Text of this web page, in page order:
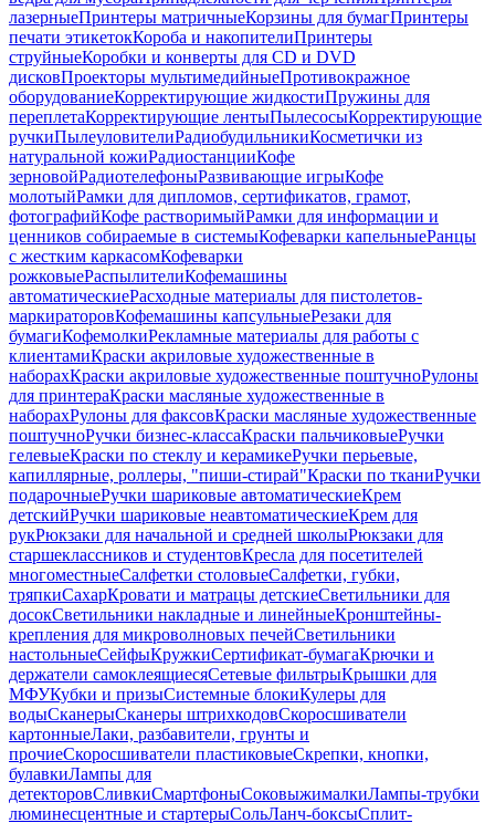
лазерныеПринтеры матричныеКорзины для бумагПринтеры
печати этикетокКороба и накопителиПринтеры
струйныеКоробки и конверты для CD и DVD
дисковПроекторы мультимедийныеПротивокражное
оборудованиеКорректирующие жидкостиПружины для
переплетаКорректирующие лентыПылесосыКорректирующие
ручкиПылеуловителиРадиобудильникиКосметички из
натуральной кожиРадиостанцииКофе
зерновойРадиотелефоныРазвивающие игрыКофе
молотыйРамки для дипломов, сертификатов, грамот,
фотографийКофе растворимыйРамки для информации и
ценников собираемые в системыКофеварки капельныеРанцы
с жестким каркасомКофеварки
рожковыеРаспылителиКофемашины
автоматическиеРасходные материалы для пистолетов-
маркираторовКофемашины капсульныеРезаки для
бумагиКофемолкиРекламные материалы для работы с
клиентамиКраски акриловые художественные в
наборахКраски акриловые художественные поштучноРулоны
для принтераКраски масляные художественные в
наборахРулоны для факсовКраски масляные художественные
поштучноРучки бизнес-классаКраски пальчиковыеРучки
гелевыеКраски по стеклу и керамикеРучки перьевые,
капиллярные, роллеры, "пиши-стирай"Краски по тканиРучки
подарочныеРучки шариковые автоматическиеКрем
детскийРучки шариковые неавтоматическиеКрем для
рукРюкзаки для начальной и средней школыРюкзаки для
старшеклассников и студентовКресла для посетителей
многоместныеСалфетки столовыеСалфетки, губки,
тряпкиСахарКровати и матрацы детскиеСветильники для
досокСветильники накладные и линейныеКронштейны-
крепления для микроволновых печейСветильники
настольныеСейфыКружкиСертификат-бумагаКрючки и
держатели самоклеящиесяСетевые фильтрыКрышки для
МФУКубки и призыСистемные блокиКулеры для
водыСканерыСканеры штрихкодовСкоросшиватели
картонныеЛаки, разбавители, грунты и
прочиеСкоросшиватели пластиковыеСкрепки, кнопки,
булавкиЛампы для
детекторовСливкиСмартфоныСоковыжималкиЛампы-трубки
люминесцентные и стартерыСольЛанч-боксыСплит-